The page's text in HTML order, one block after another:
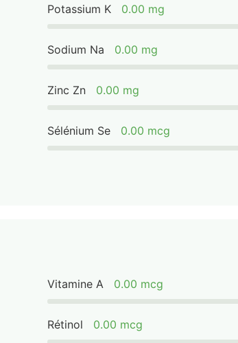
Potassium K 0.00 mg
Sodium Na 0.00 mg
Zinc Zn 0.00 mg
Sélénium Se 0.00 mcg
Vitamine A 0.00 mcg
Rétinol 0.00 mcg